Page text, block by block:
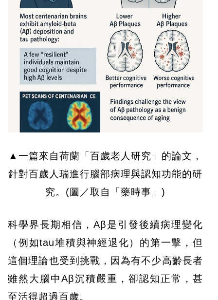
▲一篇來自荷蘭「百歲老人研究」的論文，
針對百歲人瑞進行腦部病理與認知功能的研
究。(圖／取自「藥時事」)
科學界長期相信，Aβ是引發後續病理變化
（例如tau堆積與神經退化）的第一擊，但
這個理論也受到挑戰，因為有不少高齡長者
雖然大腦中Aβ沉積嚴重，卻認知正常，甚
至活得超過百歲。